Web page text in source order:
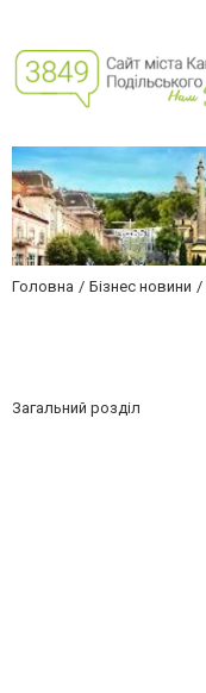
Головна Бізнес новини
Загальний розділ